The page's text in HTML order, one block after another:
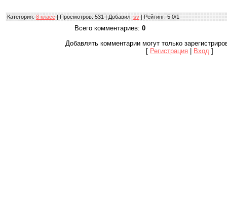
Категория: 8 класс | Просмотров: 531 | Добавил: sv | Рейтинг: 5.0/1
Всего комментариев: 0
Добавлять комментарии могут только
[ Регистрация Вход ]